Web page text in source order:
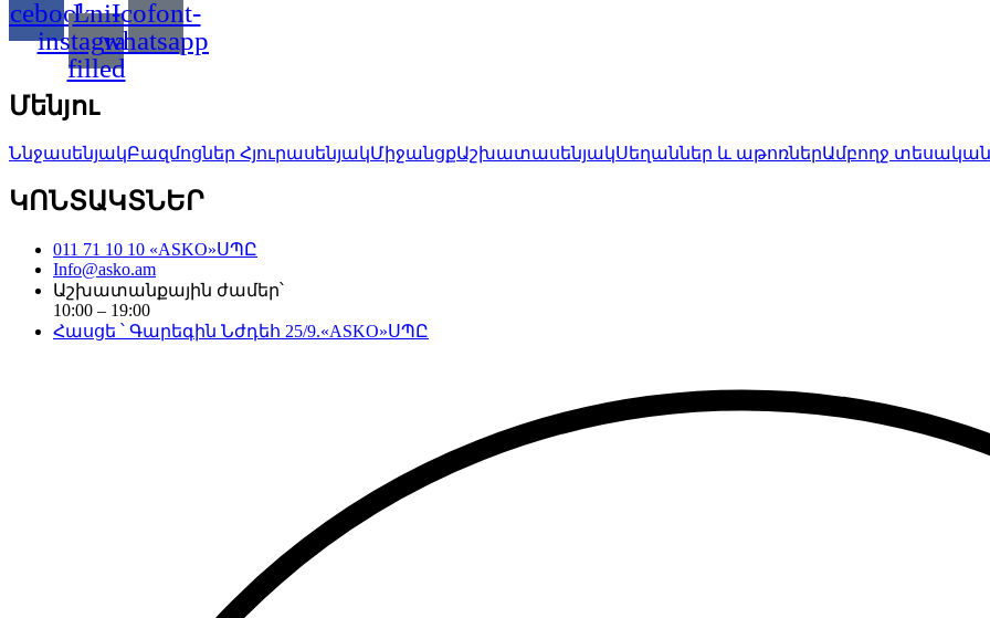
Lni-
instagram-
filled
Icofont-
whatsapp
Մենյու
ՆնջասենյակԲազմոցներ ՀյուրասենյակՄիջանցքԱշխատասենյակՍեղաններ և աթոռներԱմբողջ
ԿՈՆՏԱԿՏՆԵՐ
011 71 10 10 «ASKO»ՍՊԸ
Info@asko.am
Աշխատանքային ժամեր՝
10:00 – 19:00
Հասցե ՝ Գարեգին Նժդեհ 25/9.«ASKO»ՍՊԸ